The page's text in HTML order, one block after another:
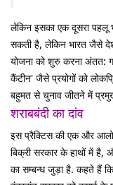
लेकिन इसका एक दूसरा पहलू
सकती है, लेकिन भारत जैसे
योजना को शुरु करना अंतत:
कैंटीन' जैसे प्रयोगों को
बहुमत से चुनाव जीतने में
शराबबंदी का दांव
इस प्रैक्टिस की एक और
बिक्री सरकार के हाथों में
का सम्बन्ध जुड़ा है. कहते हैं